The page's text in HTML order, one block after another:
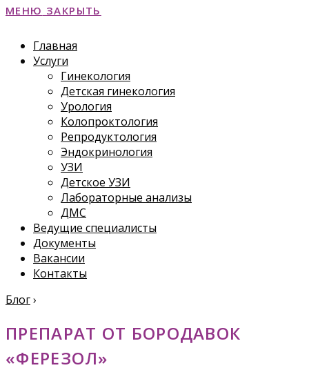
МЕНЮ ЗАКРЫТЬ
Главная
Услуги
Гинекология
Детская гинекология
Урология
Колопроктология
Репродуктология
Эндокринология
УЗИ
Детское УЗИ
Лабораторные анализы
ДМС
Ведущие специалисты
Документы
Вакансии
Контакты
Блог›
ПРЕПАРАТ ОТ БОРОДАВОК
«ФЕРЕЗОЛ»